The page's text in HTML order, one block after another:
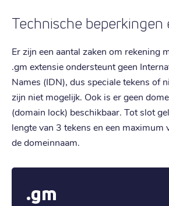
Technische beperkingen
Er zijn een aantal zaken om rekening
.gm extensie ondersteunt geen
Names (IDN), dus speciale tekens of
zijn niet mogelijk. Ook is er geen
(domain lock) beschikbaar. Tot slot
lengte van 3 tekens en een maximum
de domeinnaam.
.gm